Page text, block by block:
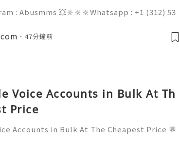
: Abusmms 💥🔆🔆🔆Whatsapp : +1 (312) 53
💥🔆🔆🔆 Signal : +1 (682) 474-9468
47分鐘前
Voice Accounts in Bulk At Th
Price
Accounts in Bulk At The Cheapest Price 💬